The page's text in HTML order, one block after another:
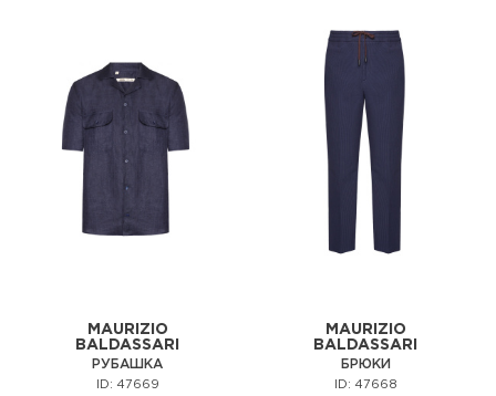
MAURIZIO
BALDASSARI
РУБАШКА
ID: 47669
MAURIZIO
BALDASSARI
БРЮКИ
ID: 47668